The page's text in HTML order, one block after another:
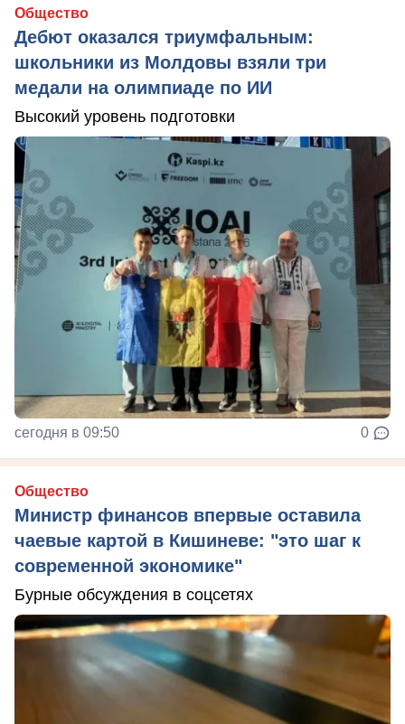
Общество
Дебют оказался триумфальным:
школьники из Молдовы взяли три
медали на олимпиаде по ИИ
Высокий уровень подготовки
сегодня в 09:50 0
Общество
Министр финансов впервые оставила
чаевые картой в Кишиневе: "это шаг к
современной экономике"
Бурные обсуждения в соцсетях